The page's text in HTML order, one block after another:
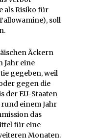
als Risiko für
soll
Äckern
Jahr eine
gegeben, weil
gegen die
der EU-Staaten
einem Jahr
das
für eine
Monaten.